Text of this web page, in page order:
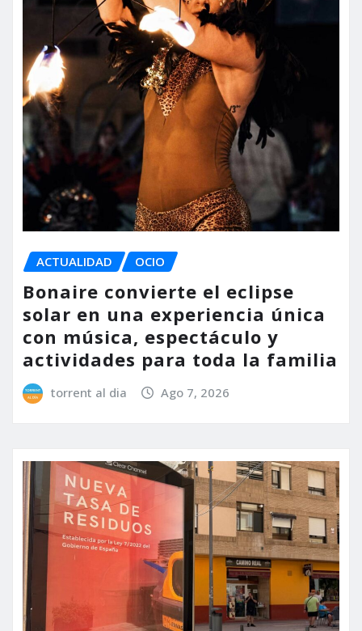
ACTUALIDAD OCIO
Bonaire convierte el eclipse
solar en una experiencia única
con música, espectáculo y
actividades para toda la familia
torrent al dia Ago 7, 2026